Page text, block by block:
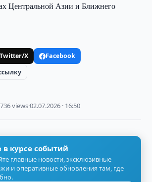
Центральной Азии и Ближнего
Twitter/X
Facebook
views·02.07.2026 · 16:50
в курсе событий
главные новости, эксклюзивные
и оперативные обновления там, где